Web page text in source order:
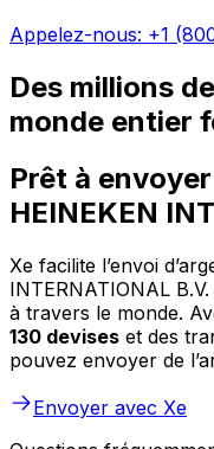
Appelez-nous: +1
Des millions
monde entier
Prêt à
HEINEKEN
Xe facilite l’envoi
INTERNATIONAL
à travers le monde.
130 devises et des
pouvez envoyer de
Envoyer avec Xe